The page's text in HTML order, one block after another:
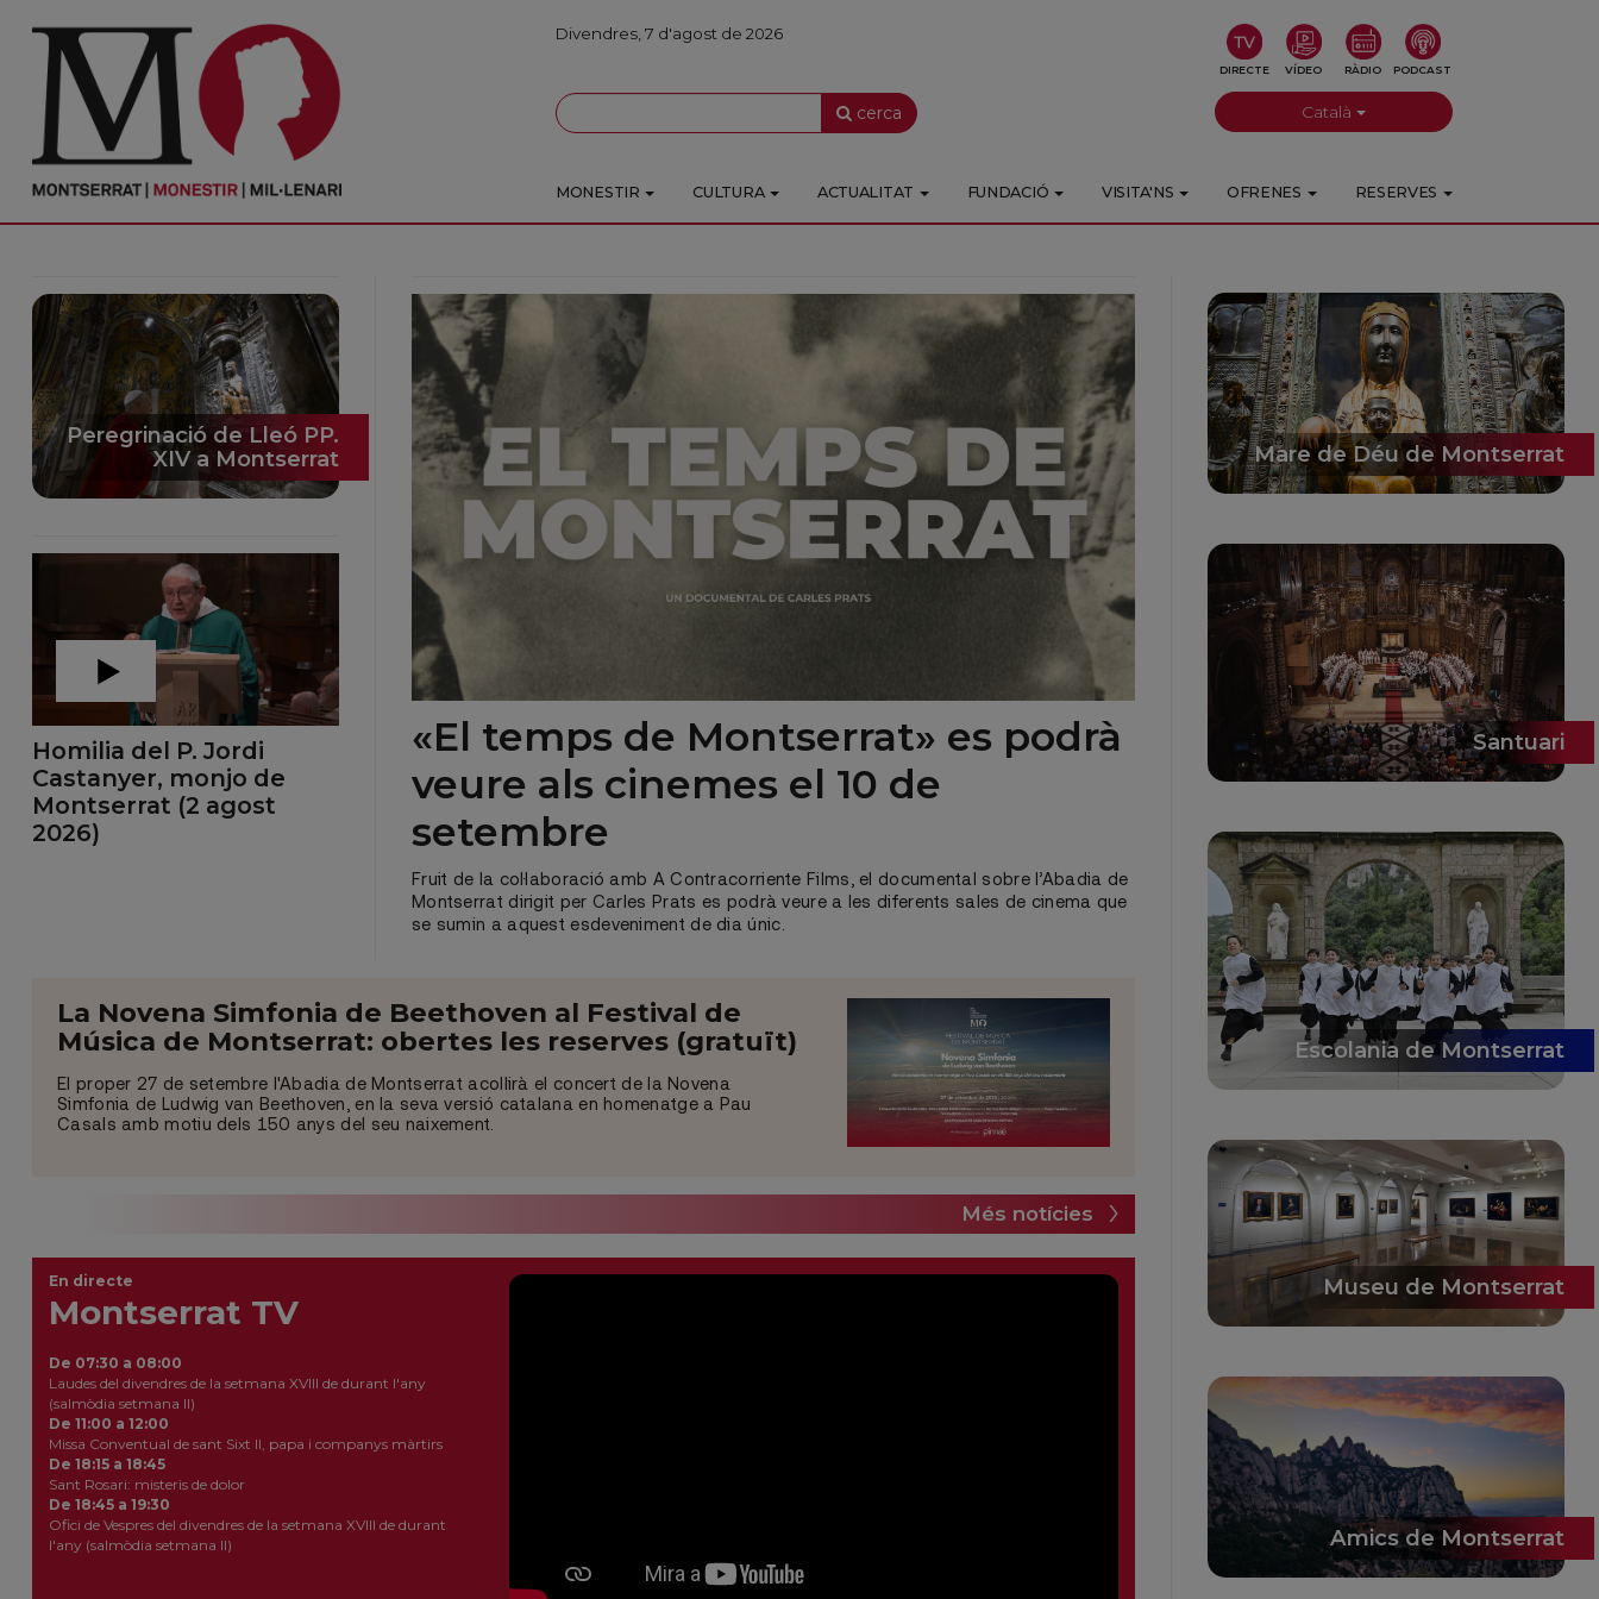
PORTADA
Monestir
Actualitat
Fundació
Visita'ns
Ofrenes
Divendres, 7 d'agost de 2026
cerca
DIRECTE VÍDEO RÀDIO PODCAST
Català
MONESTIR CULTURA ACTUALITAT FUNDACIÓ VISITA'NS OFRENES RESERVES
«El temps de Montserrat» es podrà
veure als cinemes el 10 de
setembre
Fruit de la col·laboració amb A Contracorriente Films, el documental sobre l’Abadia de
Montserrat dirigit per Carles Prats es podrà veure a les diferents sales de cinema que
se sumin a aquest esdeveniment de dia únic.
Peregrinació de Lleó PP.
XIV a Montserrat
Homilia del P. Jordi
Castanyer, monjo de
Montserrat (2 agost
2026)
La Novena Simfonia de Beethoven al Festival de
Música de Montserrat: obertes les reserves (gratuït)
El proper 27 de setembre l'Abadia de Montserrat acollirà el concert de la Novena
Simfonia de Ludwig van Beethoven, en la seva versió catalana en homenatge a Pau
Casals amb motiu dels 150 anys del seu naixement.
Més notícies
En directe
Montserrat TV
De 07:30 a 08:00
Laudes del divendres de la setmana XVIII de durant l'any
(salmòdia setmana II)
De 11:00 a 12:00
Missa Conventual de sant Sixt II, papa i companys màrtirs
De 18:15 a 18:45
Sant Rosari: misteris de dolor
De 18:45 a 19:30
Ofici de Vespres del divendres de la setmana XVIII de durant
l'any (salmòdia setmana II)
Mare de Déu de Montserrat
Santuari
Escolania de Montserrat
Museu de Montserrat
Amics de Montserrat